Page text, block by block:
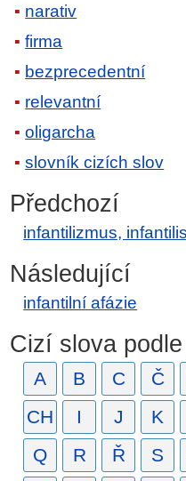
narativ
firma
bezprecedentní
relevantní
oligarcha
slovník cizích slov
Předchozí
infantilizmus,
Následující
infantilní afázie
Cizí slova
A B C Č
CH
I J K
Q
R Ř S